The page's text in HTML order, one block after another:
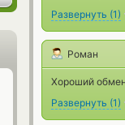
Развернуть (1)
Роман
Хороший
Развернуть (1)